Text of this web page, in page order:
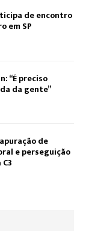
de encontro
em SP
“É preciso
da gente”
de
e perseguição